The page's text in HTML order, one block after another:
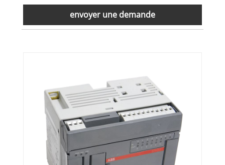
envoyer une demande